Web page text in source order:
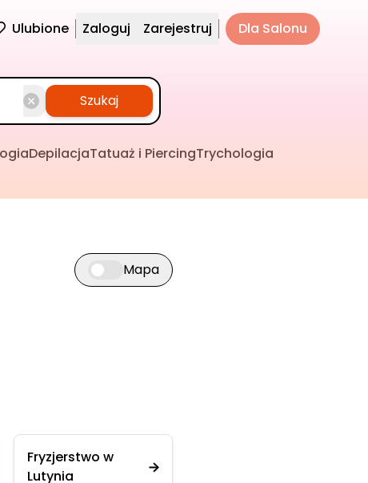
Ulubione Zaloguj Zarejestruj Dla Salonu
Szukaj
DepilacjaTatuaż i PiercingTrychologia
Przełącz widok mapy
Mapa
Fryzjerstwo w
Lutynia